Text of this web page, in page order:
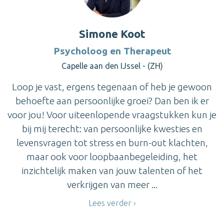
Simone Koot
Psycholoog en Therapeut
Capelle aan den IJssel - (ZH)
Loop je vast, ergens tegenaan of heb je gewoon
behoefte aan persoonlijke groei? Dan ben ik er
voor jou! Voor uiteenlopende vraagstukken kun je
bij mij terecht: van persoonlijke kwesties en
levensvragen tot stress en burn-out klachten,
maar ook voor loopbaanbegeleiding, het
inzichtelijk maken van jouw talenten of het
verkrijgen van meer ...
Lees verder